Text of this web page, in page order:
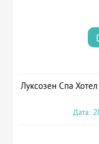
Луксозен Спа
Дата: